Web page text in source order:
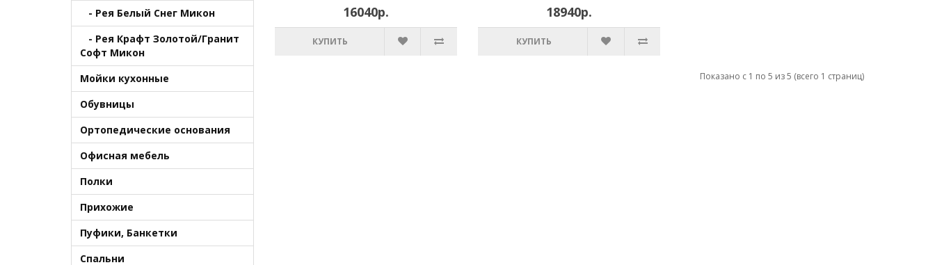
- Рея Белый Снег Микон
- Рея Крафт Золотой/Гранит
Софт Микон
Мойки кухонные
Обувницы
Ортопедические основания
Офисная мебель
Полки
Прихожие
Пуфики, Банкетки
Спальни
16040р.
КУПИТЬ
18940р.
КУПИТЬ
Показано с 1 по 5 из 5 (всего 1 страниц)